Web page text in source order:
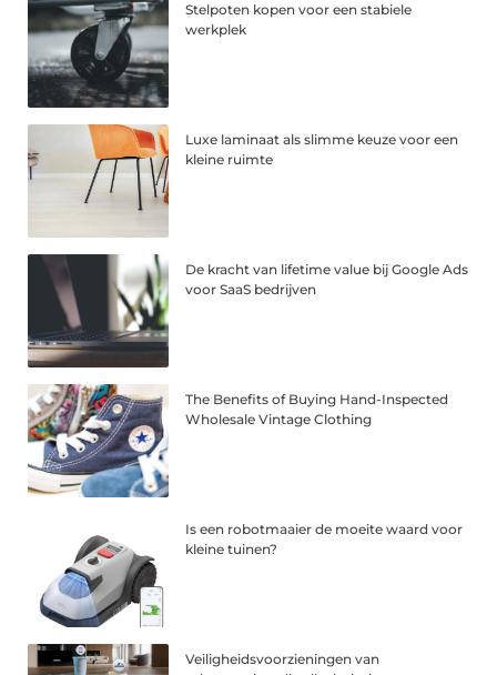
Stelpoten kopen voor een stabiele
werkplek
Luxe laminaat als slimme keuze voor een
kleine ruimte
De kracht van lifetime value bij Google Ads
voor SaaS bedrijven
The Benefits of Buying Hand-Inspected
Wholesale Vintage Clothing
Is een robotmaaier de moeite waard voor
kleine tuinen?
Veiligheidsvoorzieningen van